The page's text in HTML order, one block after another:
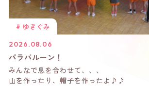
# ゆきぐみ
2026.08.06
パラバルーン！
みんなで息を合わせて、、、
山を作ったり、帽子を作ったよ♪♪